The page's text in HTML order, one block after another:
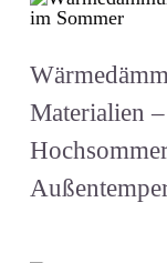
Materialien